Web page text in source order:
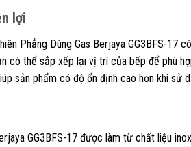
lợi
Phẳng Dùng Gas Berjaya GG3BFS-17
có thể sắp xếp lại vị trí của bếp để phù
sản phẩm có độ ổn định cao hơn khi sử
GG3BFS-17 được làm từ chất liệu